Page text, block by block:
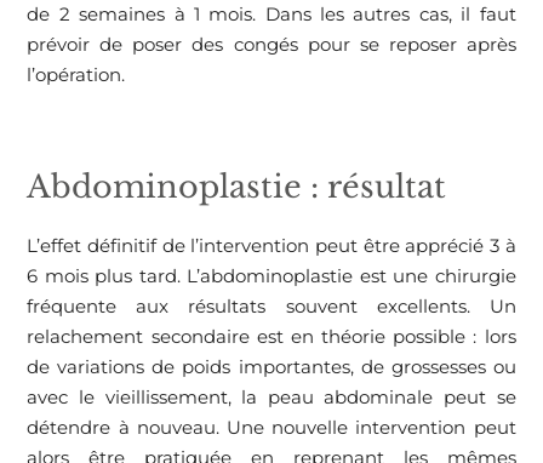
de 2 semaines à 1 mois. Dans les autres cas, il faut
prévoir de poser des congés pour se reposer après
l’opération.
Abdominoplastie : résultat
L’effet définitif de l’intervention peut être apprécié 3 à
6 mois plus tard. L’abdominoplastie est une chirurgie
fréquente aux résultats souvent excellents. Un
relachement secondaire est en théorie possible : lors
de variations de poids importantes, de grossesses ou
avec le vieillissement, la peau abdominale peut se
détendre à nouveau. Une nouvelle intervention peut
alors être pratiquée en reprenant les mêmes